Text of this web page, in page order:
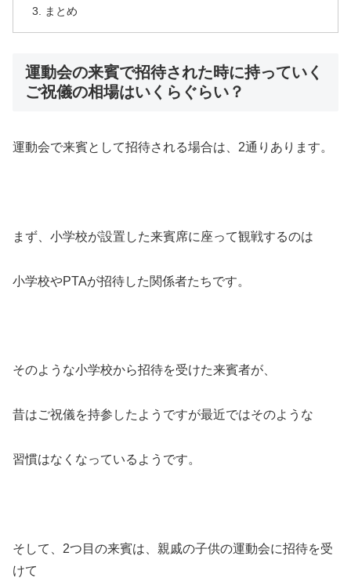
まとめ
運動会の来賓で招待された時に持っていく
ご祝儀の相場はいくらぐらい？
運動会で来賓として招待される場合は、2通りあります。
まず、小学校が設置した来賓席に座って観戦するのは
小学校やPTAが招待した関係者たちです。
そのような小学校から招待を受けた来賓者が、
昔はご祝儀を持参したようですが最近ではそのような
習慣はなくなっているようです。
そして、2つ目の来賓は、親戚の子供の運動会に招待を受
けて